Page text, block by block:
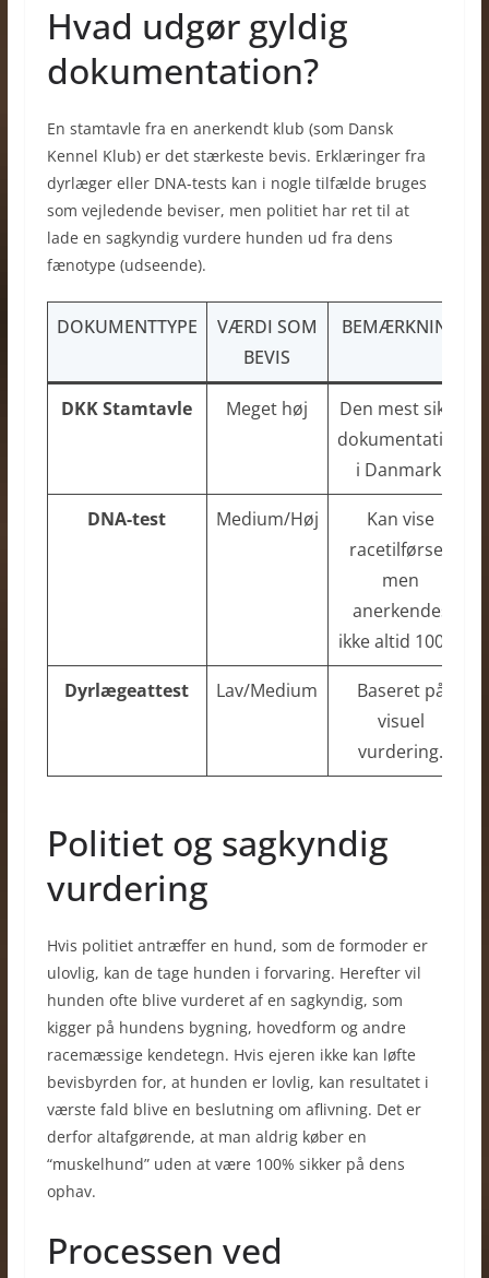
Hvad udgør gyldig
dokumentation?
En stamtavle fra en anerkendt klub (som Dansk
Kennel Klub) er det stærkeste bevis. Erklæringer fra
dyrlæger eller DNA-tests kan i nogle tilfælde bruges
som vejledende beviser, men politiet har ret til at
lade en sagkyndig vurdere hunden ud fra dens
fænotype (udseende).
DOKUMENTTYPE
VÆRDI SOM
BEVIS
BEMÆRKNING
DKK Stamtavle Meget høj
Den mest sikre
dokumentation
i Danmark.
DNA-test Medium/Høj
Kan vise
racetilførsel,
men
anerkendes
ikke altid 100%.
Dyrlægeattest Lav/Medium
Baseret på
visuel
vurdering.
Politiet og sagkyndig
vurdering
Hvis politiet antræffer en hund, som de formoder er
ulovlig, kan de tage hunden i forvaring. Herefter vil
hunden ofte blive vurderet af en sagkyndig, som
kigger på hundens bygning, hovedform og andre
racemæssige kendetegn. Hvis ejeren ikke kan løfte
bevisbyrden for, at hunden er lovlig, kan resultatet i
værste fald blive en beslutning om aflivning. Det er
derfor altafgørende, at man aldrig køber en
“muskelhund” uden at være 100% sikker på dens
ophav.
Processen ved